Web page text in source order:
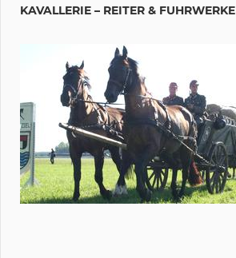
KAVALLERIE – REITER & FUHRWERKE